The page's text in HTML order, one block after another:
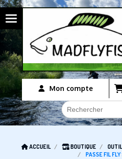
Mon compte
ACCUEIL BOUTIQUE
PASSE FIL
Panneau de gestion des cookies